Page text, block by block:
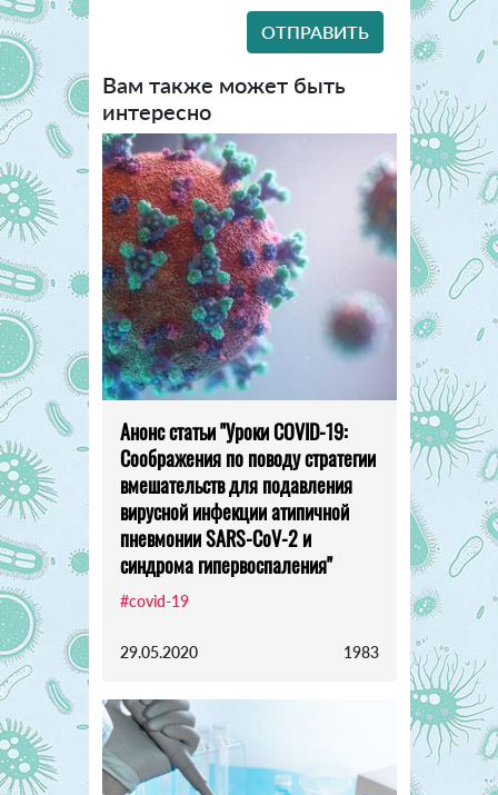
Вам также может быть
интересно
Анонс статьи "Уроки COVID-19:
Соображения по поводу стратегии
вмешательств для подавления
вирусной инфекции атипичной
пневмонии SARS-CoV-2 и
синдрома гипервоспаления"
#covid-19
29.05.2020 1983